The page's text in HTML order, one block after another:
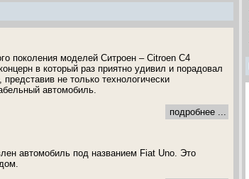
поколения моделей Ситроен – Citroen C4
в который раз приятно удивил и порадовал
не только технологически
автомобиль.
подробнее ...
автомобиль под названием Fiat Uno. Это